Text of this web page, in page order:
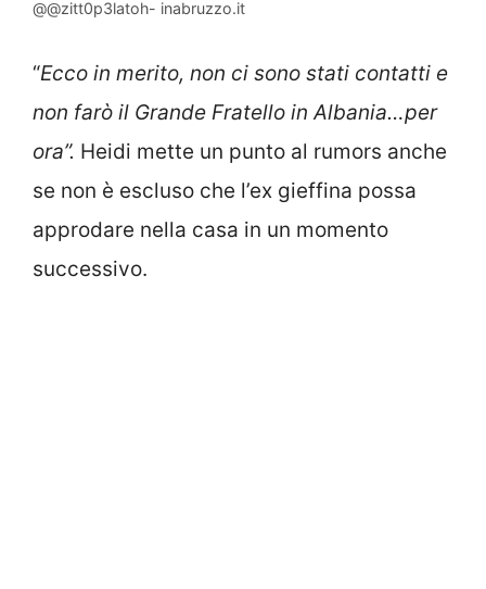
@@zitt0p3latoh- inabruzzo.it
“Ecco in merito, non ci sono stati contatti e
non farò il Grande Fratello in Albania…per
ora”. Heidi mette un punto al rumors anche
se non è escluso che l’ex gieffina possa
approdare nella casa in un momento
successivo.